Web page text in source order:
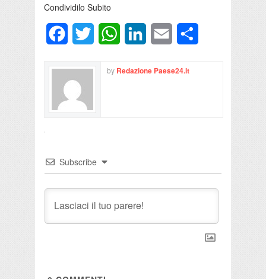
Condividilo Subito
FacebookTwitter WhatsAppLinkedInEmail
by Redazione Paese24.it
Subscribe